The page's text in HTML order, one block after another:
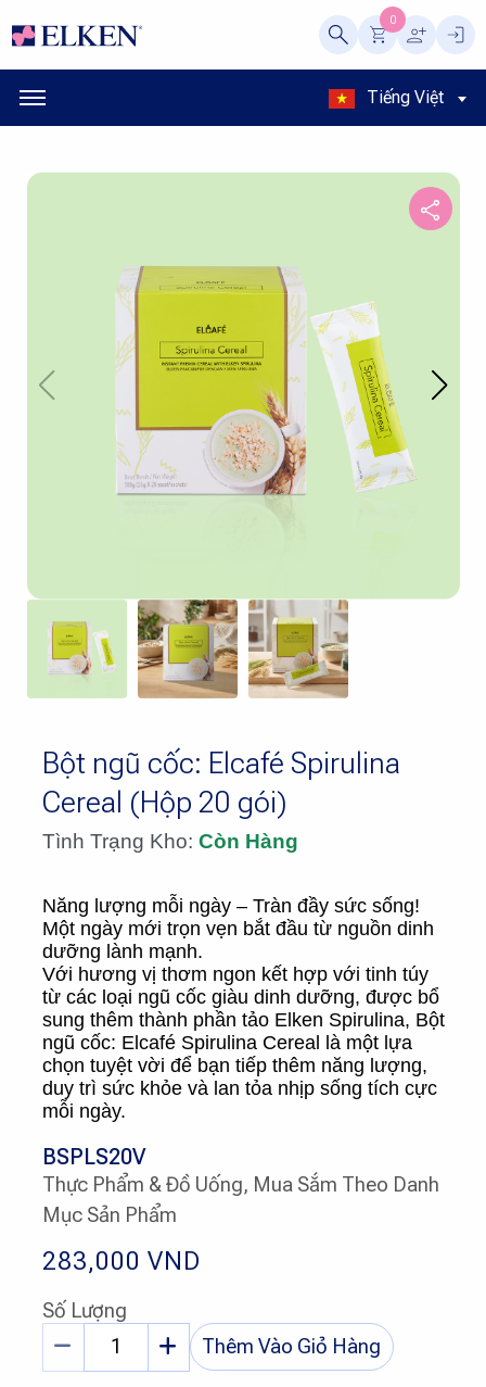
0
Tiếng Việt
Bột ngũ cốc: Elcafé Spirulina
Cereal (Hộp 20 gói)
Tình Trạng Kho: Còn Hàng
Năng lượng mỗi ngày – Tràn đầy sức sống!
Một ngày mới trọn vẹn bắt đầu từ nguồn dinh
dưỡng lành mạnh.
Với hương vị thơm ngon kết hợp với tinh túy
từ các loại ngũ cốc giàu dinh dưỡng, được bổ
sung thêm thành phần tảo Elken Spirulina, Bột
ngũ cốc: Elcafé Spirulina Cereal là một lựa
chọn tuyệt vời để bạn tiếp thêm năng lượng,
duy trì sức khỏe và lan tỏa nhịp sống tích cực
mỗi ngày.
BSPLS20V
Thực Phẩm & Đồ Uống, Mua Sắm Theo Danh
Mục Sản Phẩm
283,000 VND
Số Lượng
Thêm Vào Giỏ Hàng